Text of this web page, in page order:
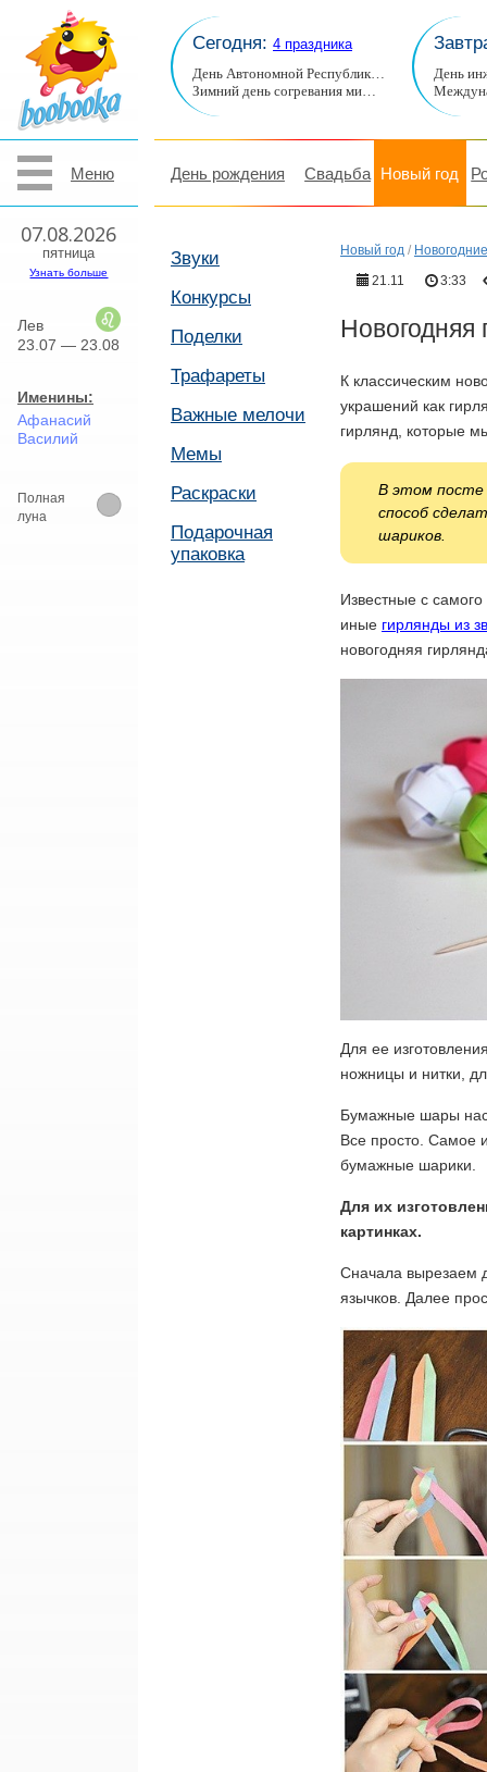
Меню
07.08.2026
пятница
Узнать больше
Лев
23.07 — 23.08
Именины:
Афанасий
Василий
Полная
луна
Сегодня: 4 праздника
День Автономной Республик…
Зимний день согревания ми…
День
День рождения Свадьба Новый год
Звуки
Конкурсы
Поделки
Трафареты
Важные мелочи
Мемы
Раскраски
Подарочная
упаковка
Новый год /
21.11
3:33
К классическим
украшений как
гирлянд, которые
В этом посте
способ
шариков.
Известные с самого
иные гирлянды из
новогодняя
Для ее
ножницы и нитки,
Бумажные шары
Все просто. Самое
бумажные шарики.
Для их
картинках.
Сначала вырезаем
язычков. Далее